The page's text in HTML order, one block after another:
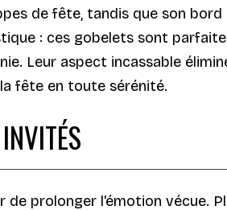
de fête, tandis que son
: ces gobelets sont
Leur aspect incassable
fête en toute sérénité.
prolonger l'émotion vécue.